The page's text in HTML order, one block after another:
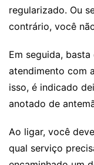
regularizado. Ou
contrário, você
Em seguida,
atendimento com
isso, é indicado
anotado de
Ao ligar, você
qual serviço